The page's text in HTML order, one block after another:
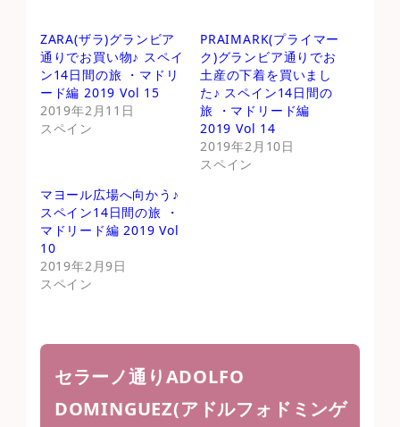
ZARA(ザラ)グランビア
通りでお買い物♪ スペイ
ン14日間の旅 ・マドリ
ード編 2019 Vol 15
2019年2月11日
スペイン
PRAIMARK(プライマー
ク)グランビア通りでお
土産の下着を買いまし
た♪ スペイン14日間の
旅 ・マドリード編
2019 Vol 14
2019年2月10日
スペイン
マヨール広場へ向かう♪
スペイン14日間の旅 ・
マドリード編 2019 Vol
10
2019年2月9日
スペイン
セラーノ通りADOLFO
DOMINGUEZ(アドルフォドミンゲ